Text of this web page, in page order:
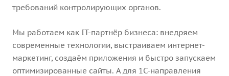
требований контролирующих органов.
Мы работаем как IT-партнёр бизнеса: внедряем
современные технологии, выстраиваем интернет-
маркетинг, создаём приложения и быстро запускаем
оптимизированные сайты. А для 1С-направления